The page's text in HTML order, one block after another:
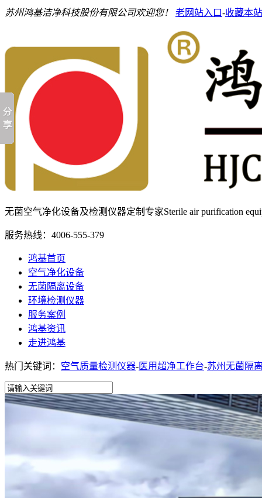
苏州鸿基洁净科技股份有限公司欢迎您！ 老网站入口-收藏本站
无菌空气净化设备及检测仪器定制专家Sterile air purification
服务热线： 4006-555-379
鸿基首页
空气净化设备
无菌隔离设备
环境检测仪器
服务案例
鸿基资讯
走进鸿基
热门关键词： 空气质量检测仪器-医用超净工作台-苏州无菌隔